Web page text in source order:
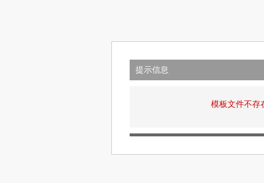
提示信息
模板文件不存